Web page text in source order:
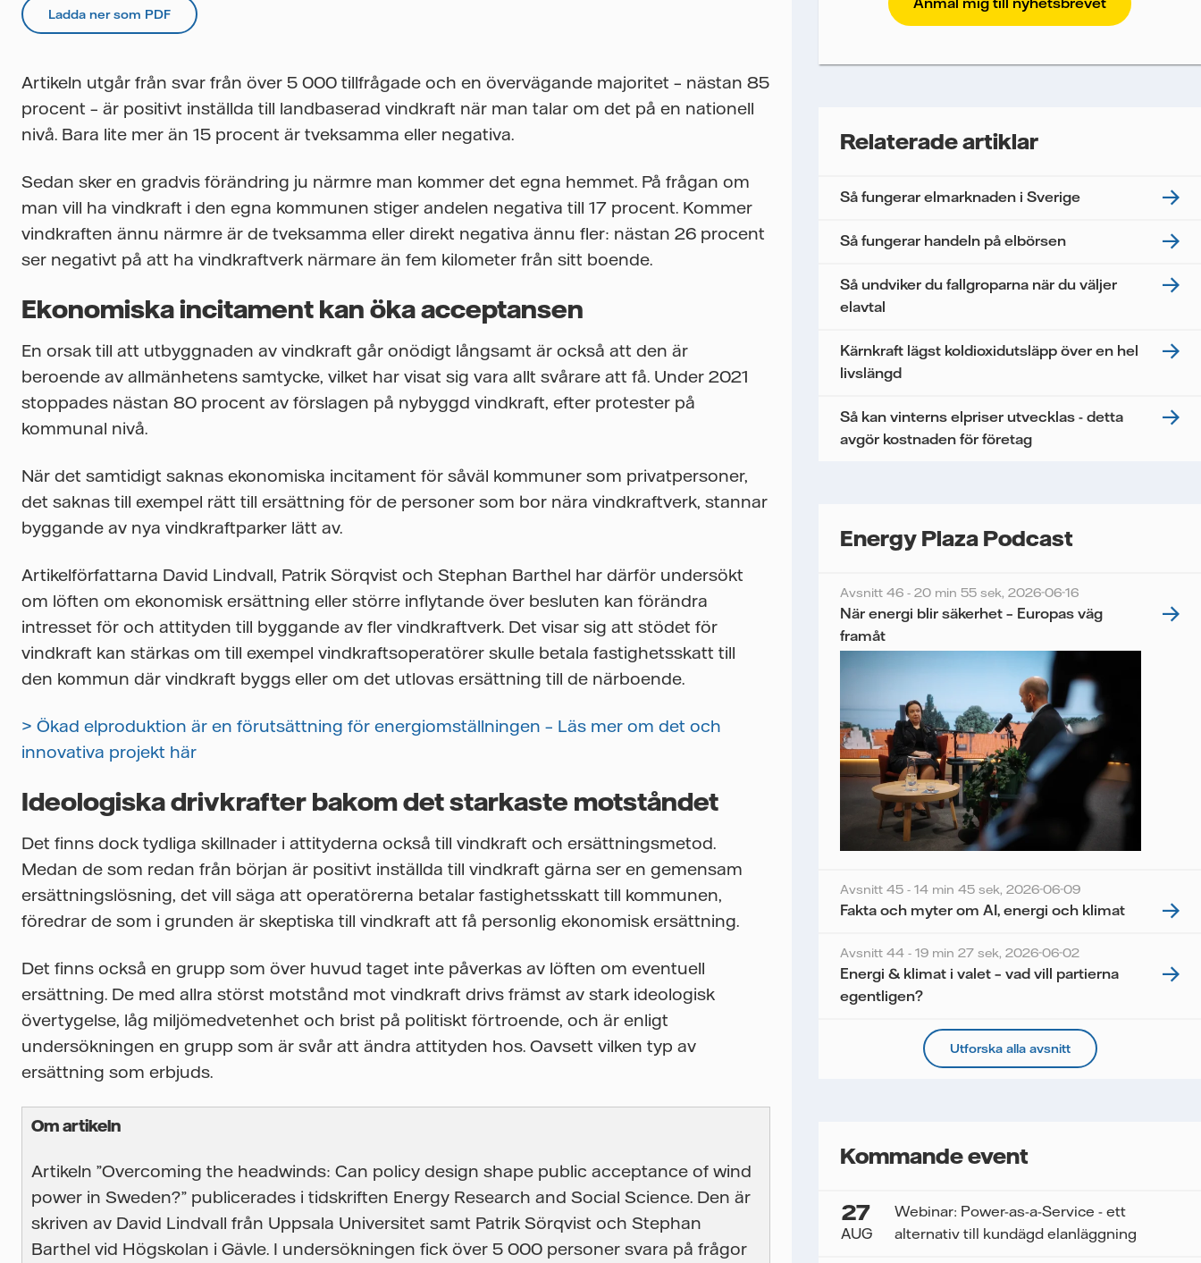
Ladda ner som PDF
Artikeln utgår från svar från över 5 000 tillfrågade och en övervägande majoritet – nästan 85
procent – är positivt inställda till landbaserad vindkraft när man talar om det på en nationell
nivå. Bara lite mer än 15 procent är tveksamma eller negativa.
Sedan sker en gradvis förändring ju närmre man kommer det egna hemmet. På frågan om
man vill ha vindkraft i den egna kommunen stiger andelen negativa till 17 procent. Kommer
vindkraften ännu närmre är de tveksamma eller direkt negativa ännu fler: nästan 26 procent
ser negativt på att ha vindkraftverk närmare än fem kilometer från sitt boende.
Ekonomiska incitament kan öka acceptansen
En orsak till att utbyggnaden av vindkraft går onödigt långsamt är också att den är
beroende av allmänhetens samtycke, vilket har visat sig vara allt svårare att få. Under 2021
stoppades nästan 80 procent av förslagen på nybyggd vindkraft, efter protester på
kommunal nivå.
När det samtidigt saknas ekonomiska incitament för såväl kommuner som privatpersoner,
det saknas till exempel rätt till ersättning för de personer som bor nära vindkraftverk, stannar
byggande av nya vindkraftparker lätt av.
Artikelförfattarna David Lindvall, Patrik Sörqvist och Stephan Barthel har därför undersökt
om löften om ekonomisk ersättning eller större inflytande över besluten kan förändra
intresset för och attityden till byggande av fler vindkraftverk. Det visar sig att stödet för
vindkraft kan stärkas om till exempel vindkraftsoperatörer skulle betala fastighetsskatt till
den kommun där vindkraft byggs eller om det utlovas ersättning till de närboende.
> Ökad elproduktion är en förutsättning för energiomställningen – Läs mer om det och
innovativa projekt här
Ideologiska drivkrafter bakom det starkaste motståndet
Det finns dock tydliga skillnader i attityderna också till vindkraft och ersättningsmetod.
Medan de som redan från början är positivt inställda till vindkraft gärna ser en gemensam
ersättningslösning, det vill säga att operatörerna betalar fastighetsskatt till kommunen,
föredrar de som i grunden är skeptiska till vindkraft att få personlig ekonomisk ersättning.
Det finns också en grupp som över huvud taget inte påverkas av löften om eventuell
ersättning. De med allra störst motstånd mot vindkraft drivs främst av stark ideologisk
övertygelse, låg miljömedvetenhet och brist på politiskt förtroende, och är enligt
undersökningen en grupp som är svår att ändra attityden hos. Oavsett vilken typ av
ersättning som erbjuds.
Om artikeln
Artikeln ”Overcoming the headwinds: Can policy design shape public acceptance of wind
power in Sweden?” publicerades i tidskriften Energy Research and Social Science. Den är
skriven av David Lindvall från Uppsala Universitet samt Patrik Sörqvist och Stephan
Barthel vid Högskolan i Gävle. I undersökningen fick över 5 000 personer svara på frågor
För att Vattenfalls storföretagsförsäljning ska
kunna skicka nyhetsbrevet till dig, behöver vi dina
mäta och analysera deras prestanda, inklusive
delas med tredje part, och du kan när som helst
Vattenfall behandlar dina personuppgifter.
Jag samtycker till att Vattenfall behandlar mina
nyhetsbrevet.*
Relaterade artiklar
Så fungerar elmarknaden i Sverige
Så fungerar handeln på elbörsen
Så undviker du fallgroparna när du väljer
elavtal
Kärnkraft lägst koldioxidutsläpp över en hel
livslängd
Så kan vinterns elpriser utvecklas - detta
avgör kostnaden för företag
Energy Plaza Podcast
Avsnitt 46 - 20 min 55 sek, 2026-06-16
När energi blir säkerhet – Europas väg
framåt
Avsnitt 45 - 14 min 45 sek, 2026-06-09
Fakta och myter om AI, energi och klimat
Avsnitt 44 - 19 min 27 sek, 2026-06-02
Energi & klimat i valet – vad vill partierna
egentligen?
Utforska alla avsnitt
Kommande event
27
AUG
Webinar: Power-as-a-Service - ett
alternativ till kundägd elanläggning